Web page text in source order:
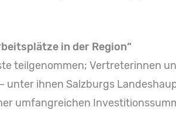
in der Region“
teilgenommen; Vertreterinnen
unter ihnen Salzburgs
umfangreichen